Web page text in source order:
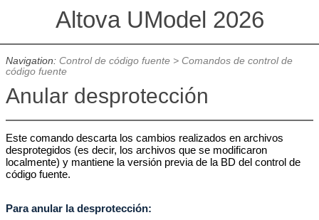
Altova UModel 2026
Navigation: Control de código fuente> Comandos de control de
código fuente
Anular desprotección
Este comando descarta los cambios realizados en archivos
desprotegidos (es decir, los archivos que se modificaron
localmente) y mantiene la versión previa de la BD del control de
código fuente.
Para anular la desprotección: